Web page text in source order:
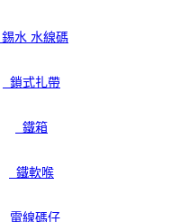
錫水 水線碼
鎖式扎帶
鐵箱
鐵軟喉
電線碼仔